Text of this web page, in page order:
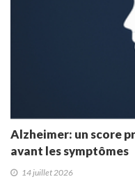
Alzheimer: un score
avant les symptômes
14 juillet 2026